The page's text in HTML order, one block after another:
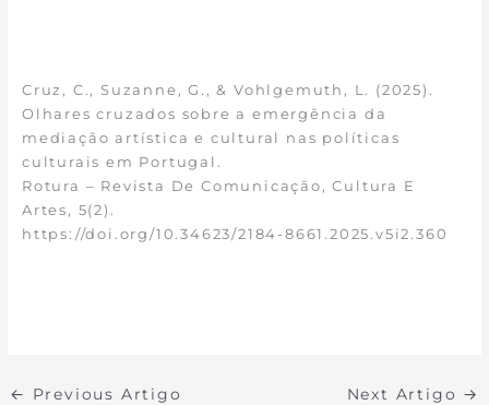
Cruz, C., Suzanne, G., & Vohlgemuth, L. (2025).
Olhares cruzados sobre a emergência da
mediação artística e cultural nas políticas
culturais em Portugal.
Rotura – Revista De Comunicação, Cultura E
Artes, 5(2).
https://doi.org/10.34623/2184-8661.2025.v5i2.360
← Previous Artigo Next Artigo →